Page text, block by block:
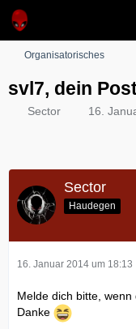
Organisatorisches
svl7, dein
Sector 16.
Sector
Haudegen
16. Januar 2014 um 18:13
Melde dich bitte, wenn
Danke